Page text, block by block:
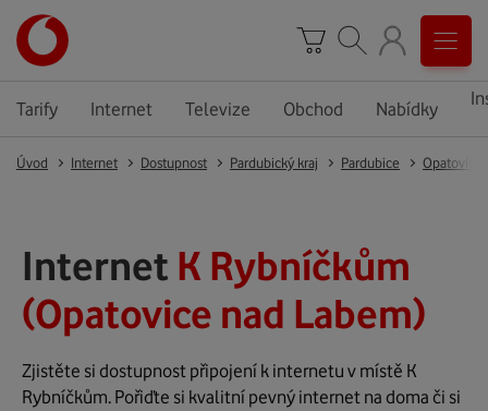
Tarify Internet Televize Obchod Nabídky
Úvod Internet Dostupnost Pardubický kraj Pardubice Opatovice
Internet K Rybníčkům
(Opatovice nad Labem)
Zjistěte si dostupnost připojení k internetu v místě K
Rybníčkům. Pořiďte si kvalitní pevný internet na doma či si